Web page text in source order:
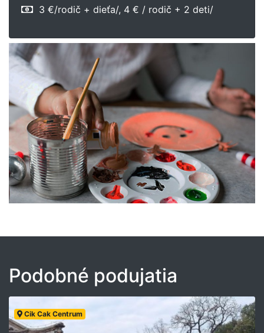
3 €/rodič + dieťa/, 4 € / rodič + 2 deti/
Podobné podujatia
Cik Cak Centrum